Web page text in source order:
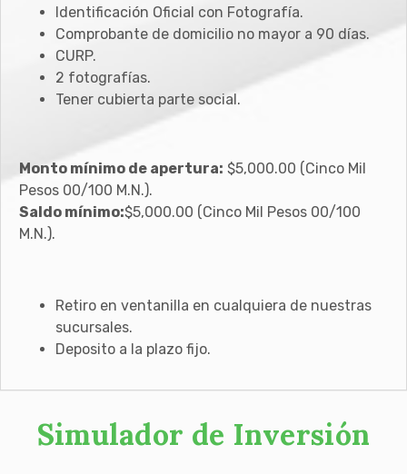
Identificación Oficial con Fotografía.
Comprobante de domicilio no mayor a 90 días.
CURP.
2 fotografías.
Tener cubierta parte social.
Monto mínimo de apertura: $5,000.00 (Cinco Mil
Pesos 00/100 M.N.).
Saldo mínimo:$5,000.00 (Cinco Mil Pesos 00/100
M.N.).
Retiro en ventanilla en cualquiera de nuestras
sucursales.
Deposito a la plazo fijo.
Simulador de Inversión